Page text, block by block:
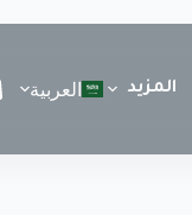
المزيد العربية